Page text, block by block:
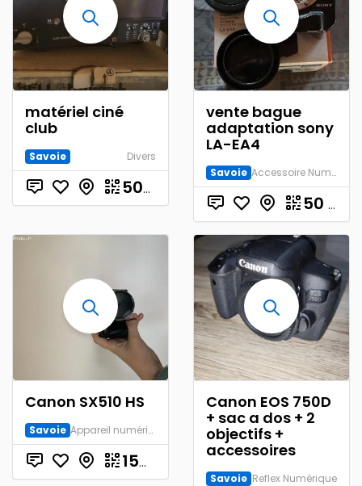
matériel ciné
club
Savoie Divers
500.00 €
vente bague
adaptation sony
LA-EA4
Savoie Accessoire Numérique
50
Canon SX510 HS
Savoie Appareil numérique
150.00
Canon EOS 750D
+ sac a dos + 2
objectifs +
accessoires
Savoie Reflex Numérique